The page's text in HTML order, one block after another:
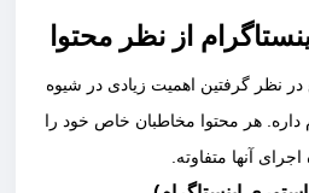
از نظر محتوا
در نظر گرفتین اهمیت زیادی در شیوه
داره. هر محتوا مخاطبان خاص خود را
آنها متفاوته.